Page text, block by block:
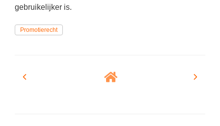
Sociale vaardigheden
Spaans
Rekenen
Sociale vaardigheden
gebruikelijker is.
Promotierecht